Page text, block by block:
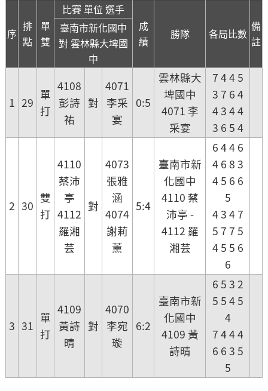
序
排
點
單
雙
比賽 單位 選手
成
績
勝隊 各局比數
備
註
臺南市新化國中
對 雲林縣大埤國
中
1 29
單
打
4108
彭詩
祐
對
4071
李采
宴
0:5
雲林縣大
埤國中
4071 李
采宴
7 4 4 5
3 7 6 4
4 3 4 4
3 6 5 4
2 30
雙
打
4110
蔡沛
亭
4112
羅湘
芸
對
4073
張雅
涵
4074
謝莉
薰
5:4
臺南市新
化國中
4110 蔡
沛亭 -
4112 羅
湘芸
6 4 4 6
4 6 8 3
4 5 6 6
5
4 3 4 7
5 7 7 5
4 5 5 6
6
3 31
單
打
4109
黃詩
晴
對
4070
李宛
璇
6:2
臺南市新
化國中
4109 黃
詩晴
6 5 3 2
5 5 4 5
4
7 4 4 4
6 6 3 5
5